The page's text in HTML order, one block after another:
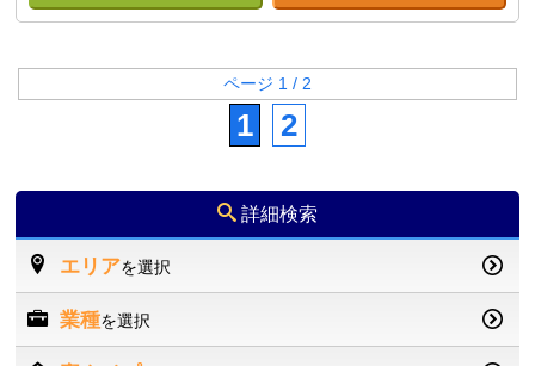
ページ 1 / 2
1 2
詳細検索
エリアを選択
業種を選択